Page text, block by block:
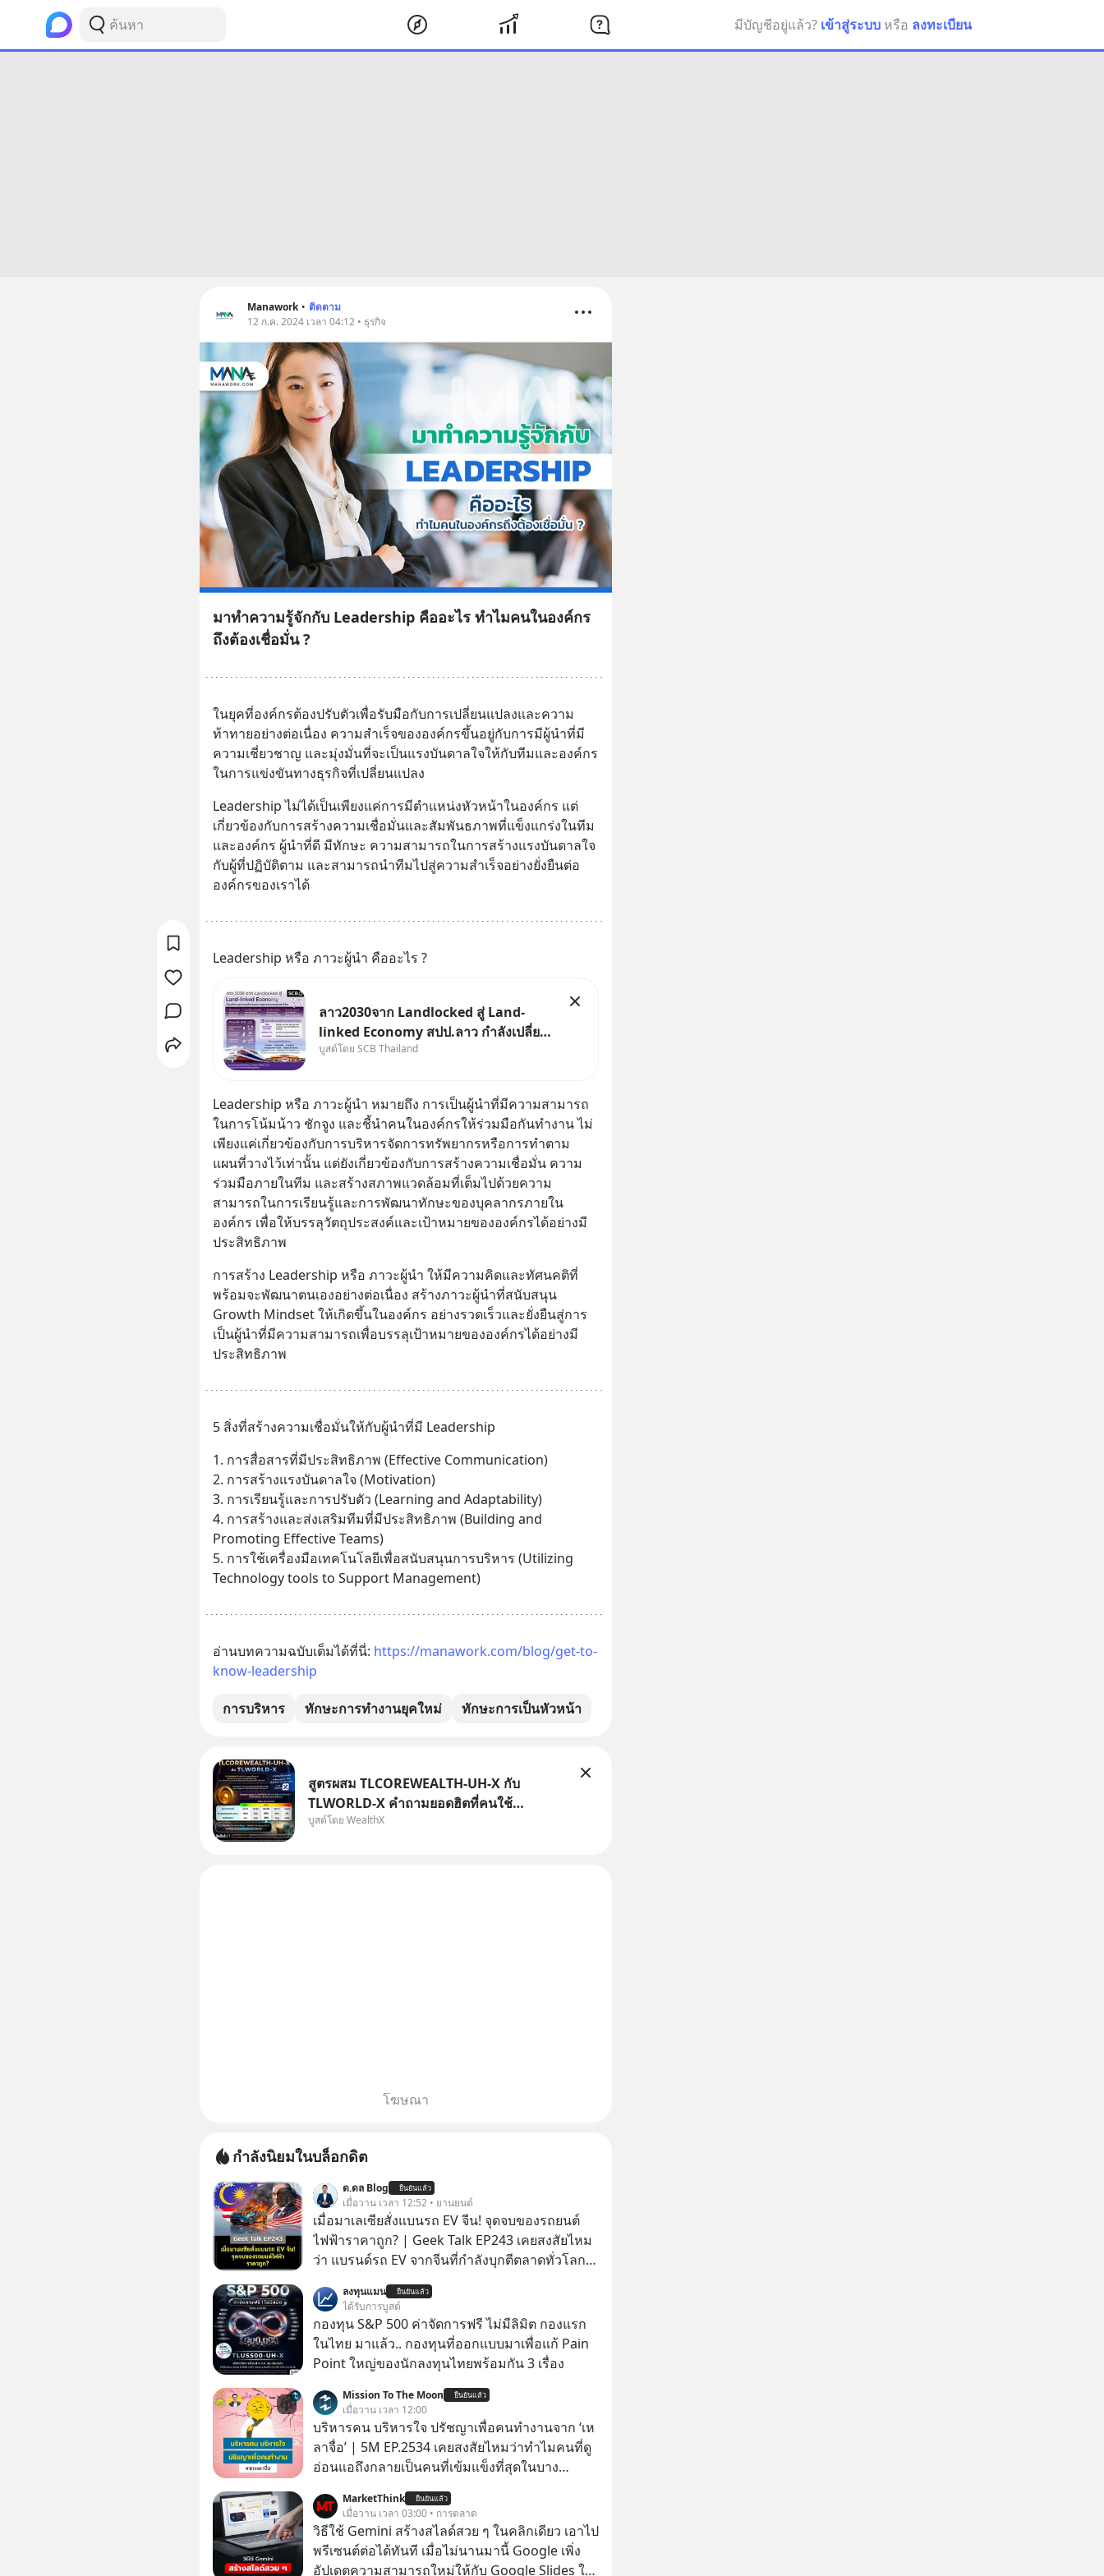
มีบัญชีอยู่แล้ว? เข้าสู่ระบบ หรือ ลงทะเบียน
Manawork • ติดตาม
12 ก.ค. 2024 เวลา 04:12 • ธุรกิจ
มาทำความรู้จักกับ Leadership คืออะไร ทำไมคนในองค์กร
ถึงต้องเชื่อมั่น ?
ในยุคที่องค์กรต้องปรับตัวเพื่อรับมือกับการเปลี่ยนแปลงและความ
ท้าทายอย่างต่อเนื่อง ความสำเร็จขององค์กรขึ้นอยู่กับการมีผู้นำที่มี
ความเชี่ยวชาญ และมุ่งมั่นที่จะเป็นแรงบันดาลใจให้กับทีมและองค์กร
ในการแข่งขันทางธุรกิจที่เปลี่ยนแปลง
Leadership ไม่ได้เป็นเพียงแค่การมีตำแหน่งหัวหน้าในองค์กร แต่
เกี่ยวข้องกับการสร้างความเชื่อมั่นและสัมพันธภาพที่แข็งแกร่งในทีม
และองค์กร ผู้นำที่ดี มีทักษะ ความสามารถในการสร้างแรงบันดาลใจ
กับผู้ที่ปฏิบัติตาม และสามารถนำทีมไปสู่ความสำเร็จอย่างยั่งยืนต่อ
องค์กรของเราได้
Leadership หรือ ภาวะผู้นำ คืออะไร ?
ลาว2030จาก Landlocked สู่ Land-
linked Economy สปป.ลาว กำลังเปลี่ยน
บทบาทจาก “ประเทศทางผ่าน” สู่
บูสต์โดย SCB Thailand
Leadership หรือ ภาวะผู้นำ หมายถึง การเป็นผู้นำที่มีความสามารถ
ในการโน้มน้าว ชักจูง และชี้นำคนในองค์กรให้ร่วมมือกันทำงาน ไม่
เพียงแค่เกี่ยวข้องกับการบริหารจัดการทรัพยากรหรือการทำตาม
แผนที่วางไว้เท่านั้น แต่ยังเกี่ยวข้องกับการสร้างความเชื่อมั่น ความ
ร่วมมือภายในทีม และสร้างสภาพแวดล้อมที่เต็มไปด้วยความ
สามารถในการเรียนรู้และการพัฒนาทักษะของบุคลากรภายใน
องค์กร เพื่อให้บรรลุวัตถุประสงค์และเป้าหมายขององค์กรได้อย่างมี
ประสิทธิภาพ
การสร้าง Leadership หรือ ภาวะผู้นำ ให้มีความคิดและทัศนคติที่
พร้อมจะพัฒนาตนเองอย่างต่อเนื่อง สร้างภาวะผู้นำที่สนับสนุน
Growth Mindset ให้เกิดขึ้นในองค์กร อย่างรวดเร็วและยั่งยืนสู่การ
เป็นผู้นำที่มีความสามารถเพื่อบรรลุเป้าหมายขององค์กรได้อย่างมี
ประสิทธิภาพ
5 สิ่งที่สร้างความเชื่อมั่นให้กับผู้นำที่มี Leadership
1. การสื่อสารที่มีประสิทธิภาพ (Effective Communication)
2. การสร้างแรงบันดาลใจ (Motivation)
3. การเรียนรู้และการปรับตัว (Learning and Adaptability)
4. การสร้างและส่งเสริมทีมที่มีประสิทธิภาพ (Building and
Promoting Effective Teams)
5. การใช้เครื่องมือเทคโนโลยีเพื่อสนับสนุนการบริหาร (Utilizing
Technology tools to Support Management)
อ่านบทความฉบับเต็มได้ที่นี่: https://manawork.com/blog/get-to-
know-leadership
การบริหาร ทักษะการทำงานยุคใหม่ ทักษะการเป็นหัวหน้า
สูตรผสม TLCOREWEALTH-UH-X กับ
TLWORLD-X คำถามยอดฮิตที่คนใช้
WealthX ถามเข้ามา
บูสต์โดย WealthX
โฆษณา
กำลังนิยมในบล็อกดิต
ด.ดล Blog ยืนยันแล้ว
เมื่อวาน เวลา 12:52 • ยานยนต์
เมื่อมาเลเซียสั่งแบนรถ EV จีน! จุดจบของรถยนต์
ไฟฟ้าราคาถูก? | Geek Talk EP243 เคยสงสัยไหม
ว่า แบรนด์รถ EV จากจีนที่กำลังบุกตีตลาดทั่วโลก
อย่างไร? นี่คือเรื่องจริงที่เพิ่งเกิดขึ้นในมาเลเซีย เมื่อ
รัฐบาลประกาศงัด “กฎเหล็ก” สั่งบล็อกการนำเข้า
รถ EV ราคาถูกจากจีนแบบสายฟ้าแลบ ตั้งกำแพง
ราคานำเข้าขั้นต่ำสูงถึง 1.7 ล้านบาท! งานนี้ทำเอา
ค่ายยักษ์ใหญ่อย่าง BYD ที่เคยกวาดเรียบยอดขาย
ถึงกับสะดุดไปไม่เป็น แต่เบื้องหลังมาตรการสุดโต่ง
นี้ ไม่ใช่แค่การกีดกันทางการค้าธรรมดา แต่มันคือ
แผนอุ้มชูแบรนด์แห่งชาติอย่าง Proton เพื่อรักษา
ตำแหน่งงานนับแสนชีวิตในประเทศ ค่ายรถจีนจะ
แก้เกมหมากกระดานนี้อย่างไร? และทำไมเรื่องนี้
ถึงสั่นสะเทือนวงการยานยนต์ทั้งภูมิภาค? เราจะพา
ไปเจาะลึกเบื้องหลังสงคราม EV สุดเดือดนี้กัน เลือก
ฟังกันได้เลยนะครับ อย่าลืมกด Follow ติดตาม
PodCast ช่อง Geek Forever’s Podcast ของผม
ลงทุนแมน ยืนยันแล้ว
ได้รับการบูสต์
กองทุน S&P 500 ค่าจัดการฟรี ไม่มีลิมิต กองแรก
ในไทย มาแล้ว.. กองทุนที่ออกแบบมาเพื่อแก้ Pain
Point ใหญ่ของนักลงทุนไทยพร้อมกัน 3 เรื่อง
Mission To The Moon ยืนยันแล้ว
เมื่อวาน เวลา 12:00
บริหารคน บริหารใจ ปรัชญาเพื่อคนทำงานจาก ‘เห
ลาจื่อ’ | 5M EP.2534 เคยสงสัยไหมว่าทำไมคนที่ดู
อ่อนแอถึงกลายเป็นคนที่เข้มแข็งที่สุดในบาง
ถึงประสบความสำเร็จได้ไวกว่าใครเพื่อน? ไม่แน่ว่า
คนกลุ่มนี้อาจจะเป็นคนที่รู้จักบริหารใจตัวเอง และ
คนรอบตัวได้เก่งที่สุดก็เป็นได้ โดยพอดแคสต์ 5M
ในวันนี้จะพาทุกคนไปสำรวจวิธีการบริหารคนและ
MarketThink ยืนยันแล้ว
เมื่อวาน เวลา 03:00 • การตลาด
วิธีใช้ Gemini สร้างสไลด์สวย ๆ ในคลิกเดียว เอาไป
พรีเซนต์ต่อได้ทันที เมื่อไม่นานมานี้ Google เพิ่ง
อัปเดตความสามารถใหม่ให้กับ Google Slides ให้